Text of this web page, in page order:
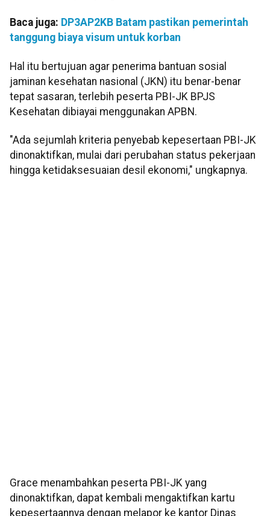
Baca juga: DP3AP2KB Batam pastikan pemerintah
tanggung biaya visum untuk korban
Hal itu bertujuan agar penerima bantuan sosial
jaminan kesehatan nasional (JKN) itu benar-benar
tepat sasaran, terlebih peserta PBI-JK BPJS
Kesehatan dibiayai menggunakan APBN.
"Ada sejumlah kriteria penyebab kepesertaan PBI-JK
dinonaktifkan, mulai dari perubahan status pekerjaan
hingga ketidaksesuaian desil ekonomi," ungkapnya.
Grace menambahkan peserta PBI-JK yang
dinonaktifkan, dapat kembali mengaktifkan kartu
kepesertaannya dengan melapor ke kantor Dinas